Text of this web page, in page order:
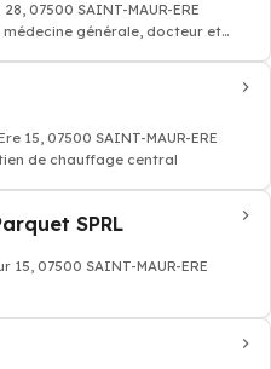
07500 SAINT-MAUR-ERE
médecine générale, docteur et
15, 07500 SAINT-MAUR-ERE
de chauffage central
SPRL
15, 07500 SAINT-MAUR-ERE